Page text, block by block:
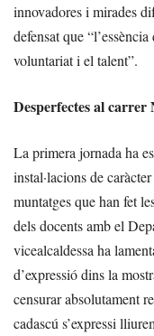
innovadores i mirades
defensat que
voluntariat i el talent”.
Desperfectes al carrer
La primera jornada ha
instal·lacions de
muntatges que han fet
dels docents amb el
vicealcaldessa ha
d’expressió dins la
censurar absolutament
cadascú s’expressi